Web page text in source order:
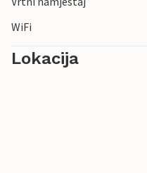
WiFi
Lokacija